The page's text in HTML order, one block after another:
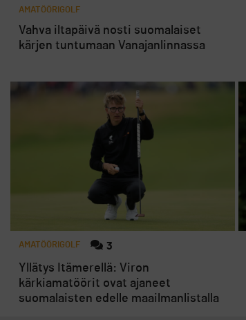
AMATÖÖRIGOLF
Vahva iltapäivä nosti suomalaiset
kärjen tuntumaan Vanajanlinnassa
AMATÖÖRIGOLF 3
Yllätys Itämerellä: Viron
kärkiamatöörit ovat ajaneet
suomalaisten edelle maailmanlistalla